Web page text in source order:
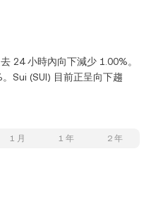
24 小時內向下減少 1.00%。
Sui (SUI) 目前正呈向下趨
1 月 1 年 2 年